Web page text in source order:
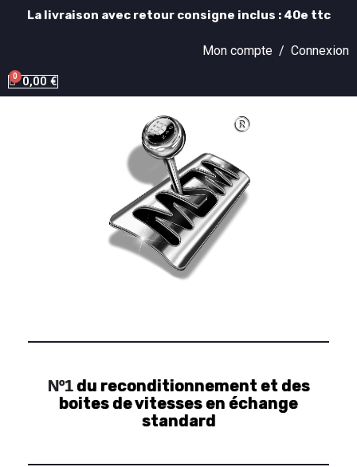
La livraison avec retour consigne inclus : 40e ttc
Mon compte / Connexion
0,00 €
Nº1du reconditionnement et des
boites de vitesses en échange
standard